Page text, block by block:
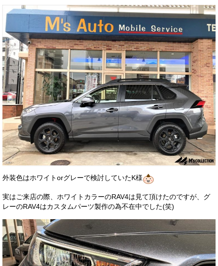
外装色はホワイトorグレーで検討していたK様
実はご来店の際、ホワイトカラーのRAV4は見て頂けたのですが、グ
レーのRAV4はカスタムパーツ製作の為不在中でした(笑)